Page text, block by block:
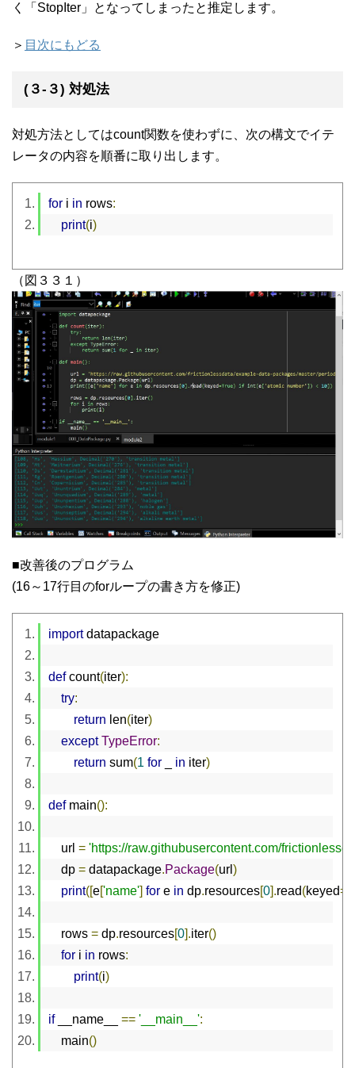
く「StopIter」となってしまったと推定します。
＞ 目次にもどる
(３-３) 対処法
対処方法としてはcount関数を使わずに、次の構文でイテ
レータの内容を順番に取り出します。
for i in rows:
print(i)
（図３３１）
■改善後のプログラム
(16～17行目のforループの書き方を修正)
import datapackage
def count(iter):
try:
return len(iter)
except TypeError:
return sum(1 for in iter)
def main():
    url
= 'https://raw.githubusercontent.com/
    dp
= datapackage.Package(url )
print([e['name'] for e in dp.resources[0].read(keyed=
    rows
= dp.resources[0].iter()
for i in rows:
print(i)
if __name__ == '__main__':
    main
()